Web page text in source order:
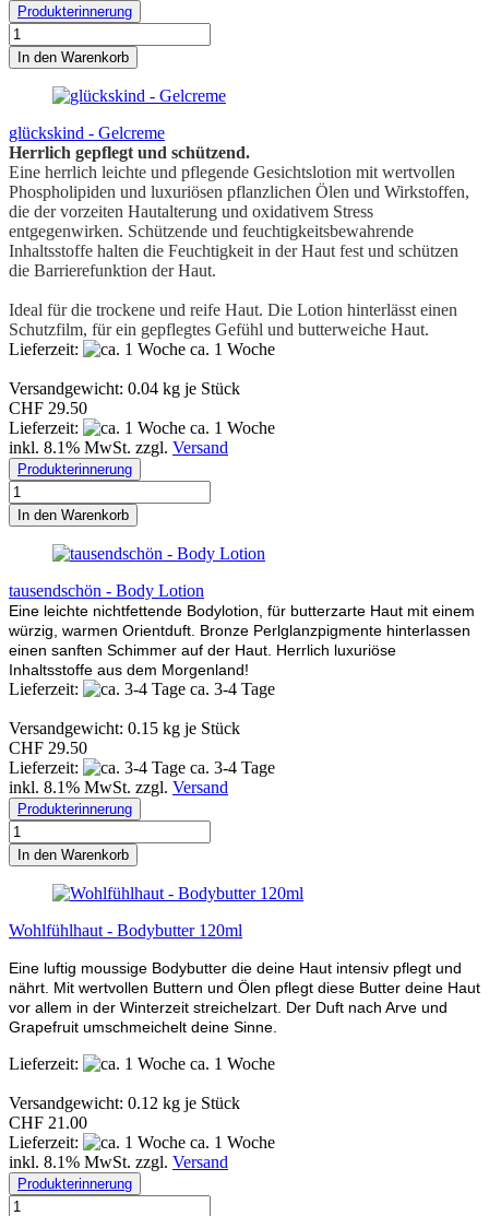
Produkterinnerung
In den Warenkorb
glückskind - Gelcreme
Herrlich gepflegt und schützend.
Eine herrlich leichte und pflegende Gesichtslotion mit wertvollen
Phospholipiden und luxuriösen pflanzlichen Ölen und Wirkstoffen,
die der vorzeiten Hautalterung und oxidativem Stress
entgegenwirken. Schützende und feuchtigkeitsbewahrende
Inhaltsstoffe halten die Feuchtigkeit in der Haut fest und schützen
die Barrierefunktion der Haut.
Ideal für die trockene und reife Haut. Die Lotion hinterlässt einen
Schutzfilm, für ein gepflegtes Gefühl und butterweiche Haut.
Lieferzeit:
ca. 1 Woche
Versandgewicht: 0.04 kg je Stück
CHF 29.50
Lieferzeit:
ca. 1 Woche
inkl. 8.1% MwSt. zzgl. Versand
Produkterinnerung
In den Warenkorb
tausendschön - Body Lotion
Eine leichte nichtfettende Bodylotion, für butterzarte Haut mit einem
würzig, warmen Orientduft. Bronze Perlglanzpigmente hinterlassen
einen sanften Schimmer auf der Haut. Herrlich luxuriöse
Inhaltsstoffe aus dem Morgenland!
Lieferzeit: ca. 3-4 Tage
Versandgewicht: 0.15 kg je Stück
CHF 29.50
Lieferzeit:
ca. 3-4 Tage
inkl. 8.1% MwSt. zzgl. Versand
Produkterinnerung
In den Warenkorb
Wohlfühlhaut - Bodybutter 120ml
Eine luftig moussige Bodybutter die deine Haut intensiv pflegt und
nährt. Mit wertvollen Buttern und Ölen pflegt diese Butter deine Haut
vor allem in der Winterzeit streichelzart. Der Duft nach Arve und
Grapefruit umschmeichelt deine Sinne.
Lieferzeit: ca. 1 Woche
Versandgewicht: 0.12 kg je Stück
CHF 21.00
Lieferzeit:
ca. 1 Woche
inkl. 8.1% MwSt. zzgl. Versand
Produkterinnerung